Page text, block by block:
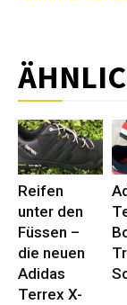
Reifen
unter den
Füssen –
die neuen
Adidas
Terrex X-